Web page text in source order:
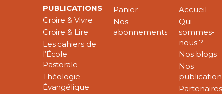
PUBLICATIONS
Croire & Vivre
Croire & Lire
Les cahiers de
l’École
Pastorale
Théologie
Évangélique
Panier
Nos
abonnements
Accueil
Qui
sommes-
nous ?
Nos blogs
Nos
Partenaires